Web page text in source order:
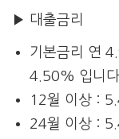
▶ 대출금리
기본금리 연
4.50% 입니다.
12월 이상 :
24월 이상 :